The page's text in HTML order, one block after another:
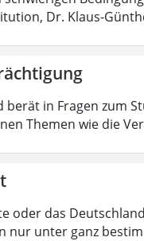
Dr. Klaus-
in Fragen zum
Themen wie die
oder das
nur unter ganz